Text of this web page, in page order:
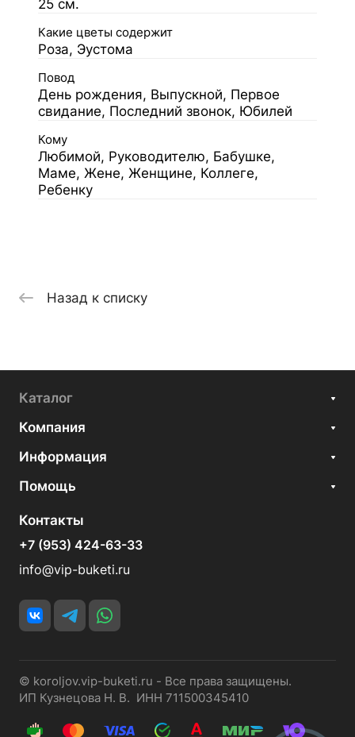
25 см.
Какие цветы содержит
Роза, Эустома
Повод
День рождения, Выпускной, Первое
свидание, Последний звонок, Юбилей
Кому
Любимой, Руководителю, Бабушке,
Маме, Жене, Женщине, Коллеге,
Ребенку
Назад к списку
Каталог
Компания
Информация
Помощь
Контакты
+7 (953) 424-63-33
info@vip-buketi.ru
© koroljov.vip-buketi.ru - Все права защищены.
ИП Кузнецова Н. В. ИНН 711500345410